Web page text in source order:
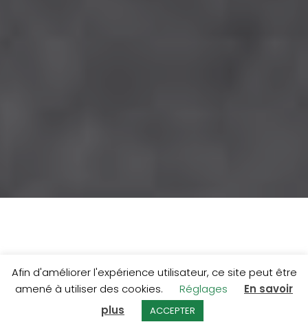
 05 65 71 94 22
Afin d'améliorer l'expérience utilisateur, ce site peut être
amené à utiliser des cookies.
Réglages
En savoir
plus
ACCEPTER